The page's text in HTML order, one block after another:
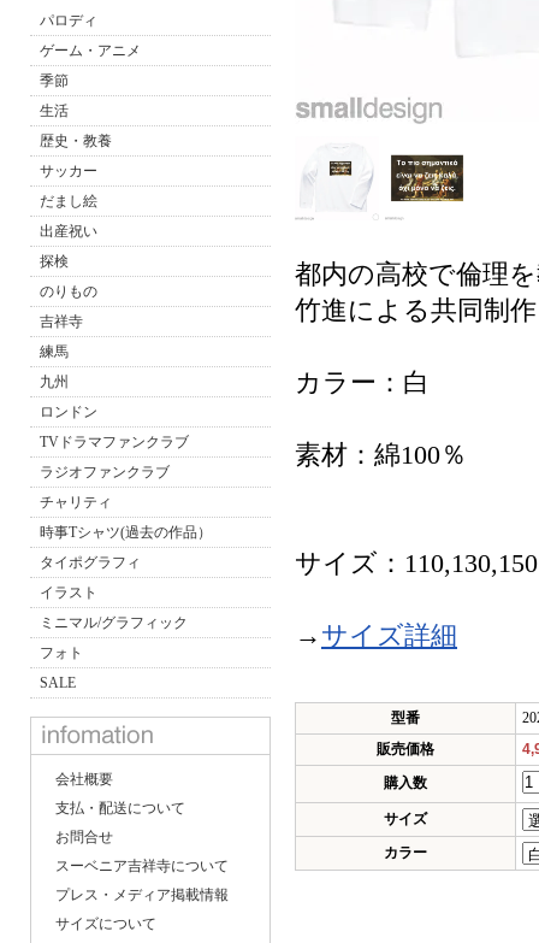
パロディ
ゲーム・アニメ
季節
生活
歴史・教養
サッカー
だまし絵
出産祝い
探検
のりもの
吉祥寺
練馬
九州
ロンドン
TVドラマファンクラブ
ラジオファンクラブ
チャリティ
時事Tシャツ(過去の作品）
タイポグラフィ
イラスト
ミニマル/グラフィック
フォト
SALE
会社概要
支払・配送について
お問合せ
スーベニア吉祥寺について
プレス・メディア掲載情報
サイズについて
都内の高校で倫理
竹進による共同制
カラー：白
素材：綿100％
サイズ：
→ サイズ詳細
型番
販売価格
購入数
サイズ
カラー